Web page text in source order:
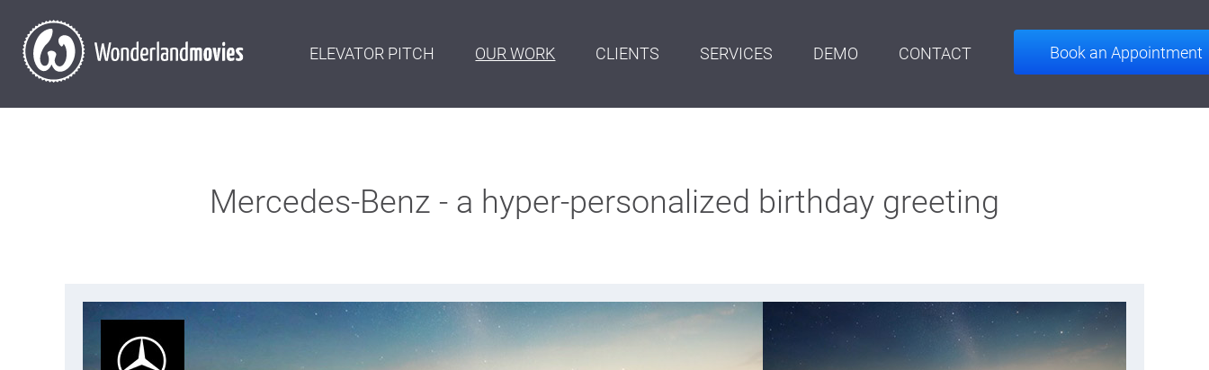
ELEVATOR PITCH OUR WORK CLIENTS SERVICES DEMO CONTACT Book an Appointment
Mercedes-Benz - a hyper-personalized birthday greeting